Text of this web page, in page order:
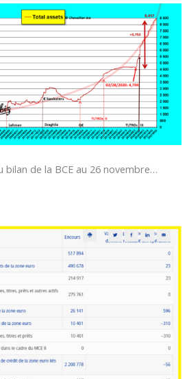
de la BCE au 26 novembre…